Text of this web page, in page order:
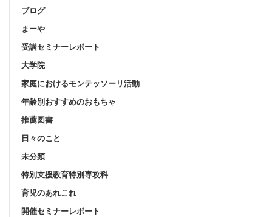
ブログ
まーや
受講セミナーレポート
大学院
家庭におけるモンテッソーリ活動
年齢別おすすめのおもちゃ
推薦図書
日々のこと
未分類
特別支援教育特別専攻科
育児のあれこれ
開催セミナーレポート